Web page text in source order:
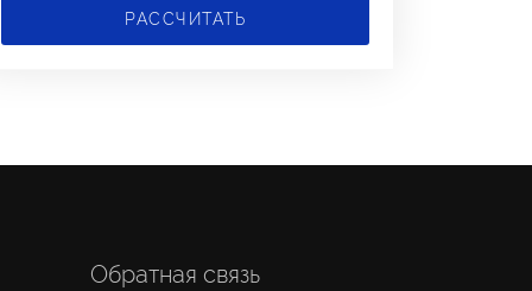
РАССЧИТАТЬ
Обратная связь